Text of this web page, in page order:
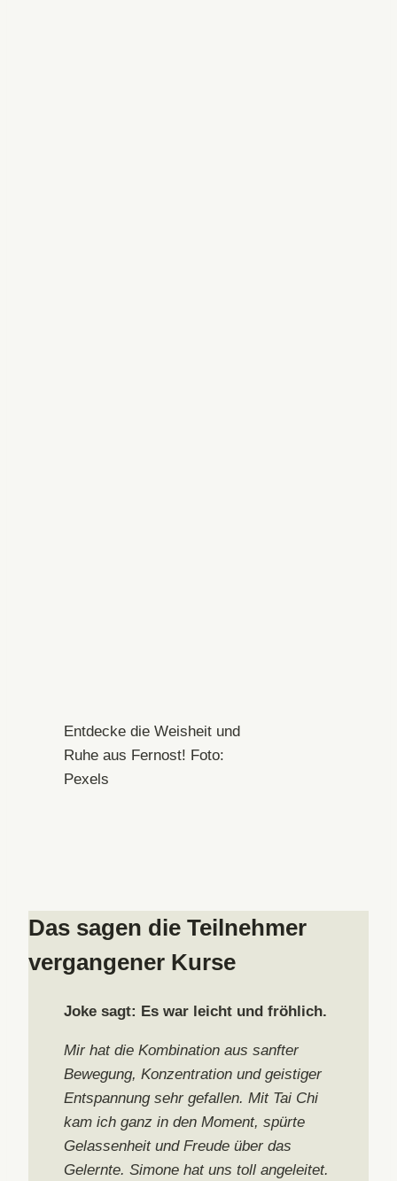
Entdecke die Weisheit und
Ruhe aus Fernost! Foto:
Pexels
Das sagen die Teilnehmer
vergangener Kurse
Joke sagt: Es war leicht und fröhlich.
Mir hat die Kombination aus sanfter
Bewegung, Konzentration und geistiger
Entspannung sehr gefallen. Mit Tai Chi
kam ich ganz in den Moment, spürte
Gelassenheit und Freude über das
Gelernte. Simone hat uns toll angeleitet.